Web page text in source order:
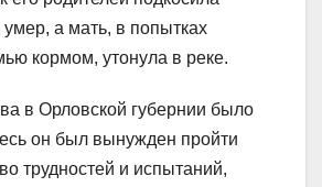
умер, а мать, в попытках
кормом, утонула в реке.
в Орловской губернии было
он был вынужден пройти
трудностей и испытаний,